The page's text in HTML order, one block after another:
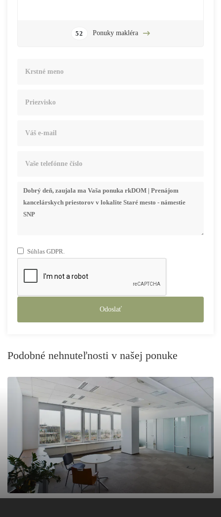
52 Ponuky makléra
Súhlas GDPR.
Odoslať
Podobné nehnuteľnosti v našej ponuke